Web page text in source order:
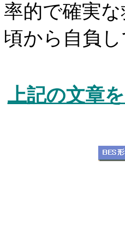
率的で確実
頃から自負し
上記の文章